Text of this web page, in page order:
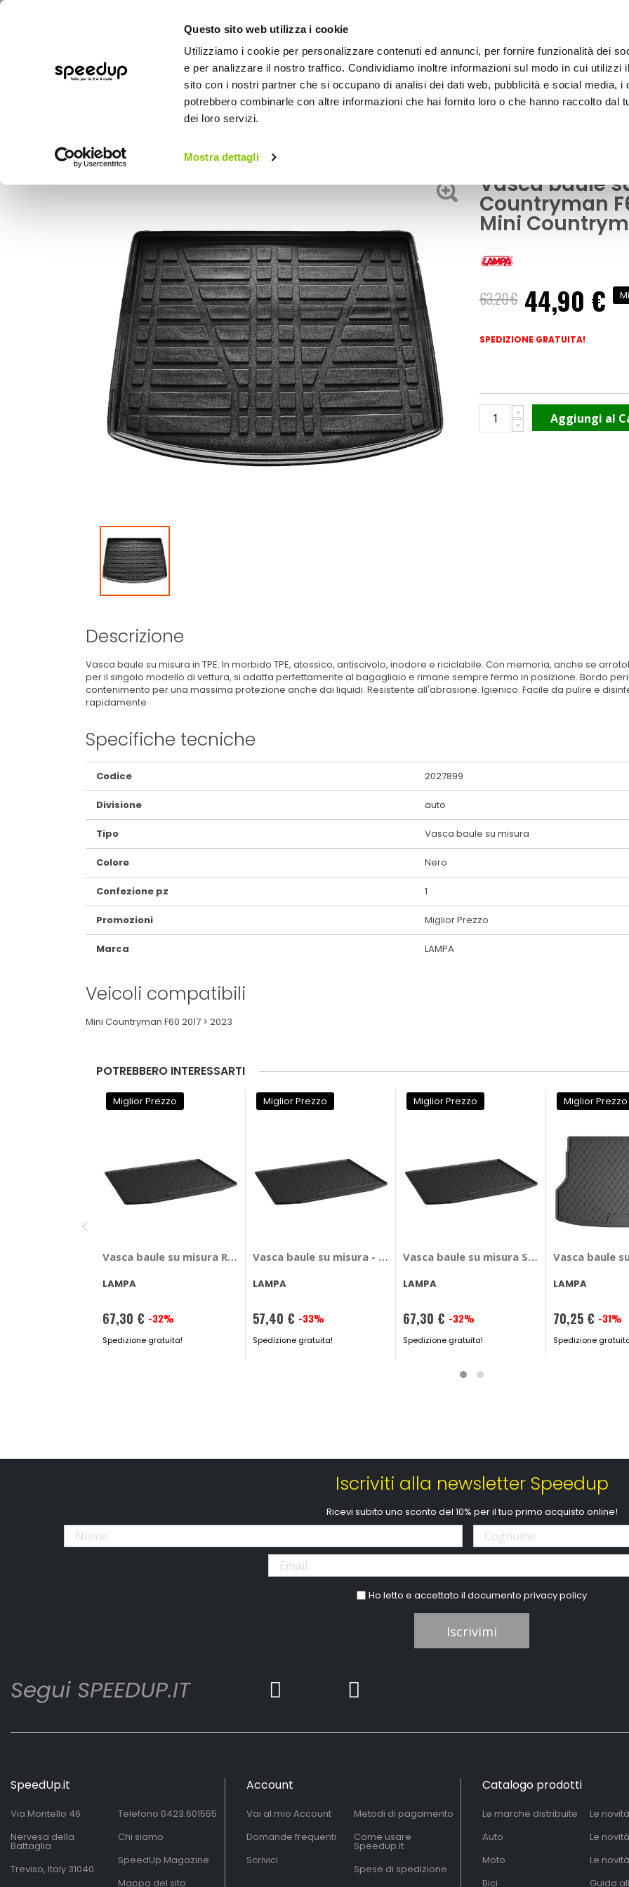
Questo sito web utilizza i cookie
Utilizziamo i cookie per personalizzare contenuti ed annunci, per fornire funzionalità dei
e per analizzare il nostro traffico. Condividiamo inoltre informazioni sul modo in cui utilizzi
sito con i nostri partner che si occupano di analisi dei dati web, pubblicità e social media, i
potrebbero combinarle con altre informazioni che hai fornito loro o che hanno raccolto dal
dei loro servizi.
Mostra dettagli
BICI OUTDOOR
Home
Vasca baule su misura Pro-Fit Mini Countryman F60 2017>2023 - LAMPA Mini Countryman F60 2017 > 2023
Vasca baule
Countryman
Mini
63,20 €
Prezzo
speciale
44,90 €
SPEDIZIONE GRATUITA!
Aggiungi al
Descrizione
Vasca baule su misura in TPE. In morbido TPE, atossico, antiscivolo, inodore e riciclabile. Con memoria, anche se
per il singolo modello di vettura, si adatta perfettamente al bagagliaio e rimane sempre fermo in posizione. Bordo
contenimento per una massima protezione anche dai liquidi. Resistente all'abrasione. Igienico. Facile da pulire e
rapidamente
Specifiche tecniche
Maggiori
Informazioni
Codice 2027899
Divisione auto
Tipo Vasca baule su misura
Colore Nero
Confezione pz 1
Promozioni Miglior Prezzo
Marca LAMPA
Veicoli compatibili
Mini Countryman F60 2017 > 2023
POTREBBERO INTERESSARTI
Miglior Prezzo
Vasca baule su misura Renault Koleos 2017>2020 - LAMPA Renault Koleos 2017 > 2020
LAMPA
Prezzo
speciale
67,30 € -32%
Spedizione gratuita!
Miglior Prezzo
Vasca baule su misura - LAMPA Opel Mokka, Mokka X
LAMPA
Prezzo
speciale
57,40 € -33%
Spedizione gratuita!
Miglior Prezzo
Vasca baule su misura Seat Tarraco
LAMPA
Prezzo
speciale
67,30 € -32%
Spedizione gratuita!
Miglior Prezzo
Vasca baule
LAMPA
Prezzo
speciale
70,25 € -31%
Spedizione
Iscriviti alla newsletter Speedup
Ricevi subito uno sconto del 10% per il tuo primo acquisto online!
Ho letto e accettato il documentoprivacy policy
Iscrivimi
Segui SPEEDUP.IT
SpeedUp.it
Via Montello 46
Nervesa della
Battaglia
Treviso, Italy 31040
Telefono 0423.601555
Chi siamo
SpeedUp Magazine
Mappa del sito
Account
Vai al mio Account
Domande frequenti
Scrivici
Metodi di pagamento
Come usare
Speedup.it
Spese di spedizione
Catalogo prodotti
Le marche distribuite
Auto
Moto
Bici
Le
Le
Le
Guida